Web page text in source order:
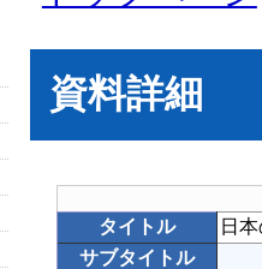
資料詳細
タイトル
日
サブタイトル